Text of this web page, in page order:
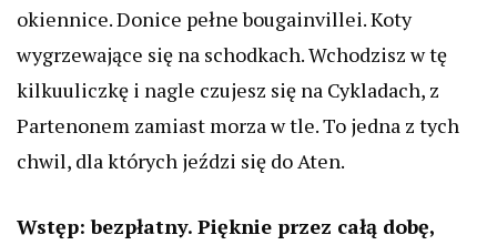
okiennice. Donice pełne bougainvillei. Koty
wygrzewające się na schodkach. Wchodzisz w tę
kilkuuliczkę i nagle czujesz się na Cykladach, z
Partenonem zamiast morza w tle. To jedna z tych
chwil, dla których jeździ się do Aten.
Wstęp: bezpłatny. Pięknie przez całą dobę,